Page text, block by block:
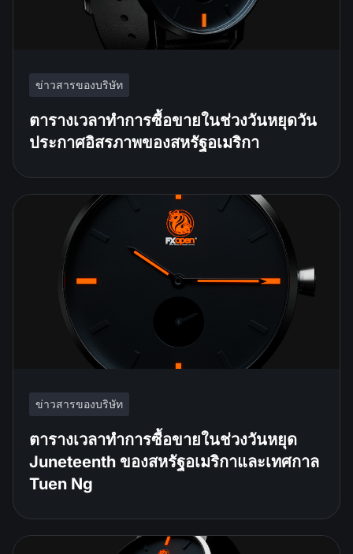
ข่าวสารของบริษัท
ตารางเวลาทำการซื้อขายในช่วงวันหยุดวัน
ประกาศอิสรภาพของสหรัฐอเมริกา
ข่าวสารของบริษัท
ตารางเวลาทำการซื้อขายในช่วงวันหยุด
Juneteenth ของสหรัฐอเมริกาและเทศกาล
Tuen Ng